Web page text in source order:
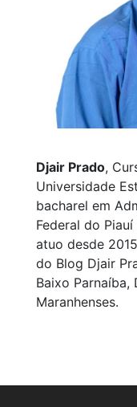
Djair Prado,
Universidade
bacharel em
Federal do
atuo desde
do Blog Djair
Baixo Parnaíba,
Maranhenses.